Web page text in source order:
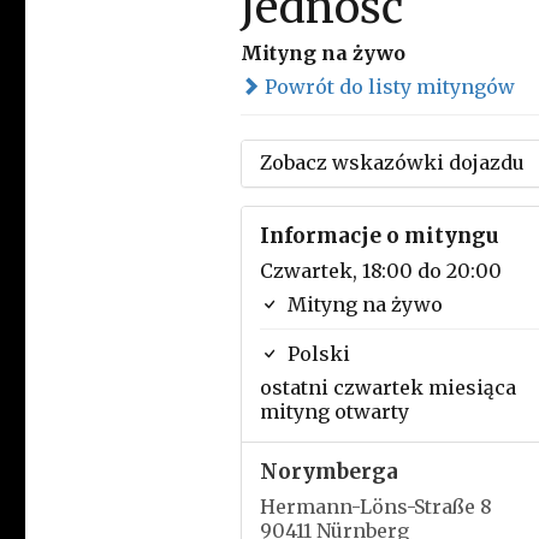
Mityng na żywo
Powrót do listy mityngów
Zobacz wskazówki dojazdu
Informacje o mityngu
Czwartek, 18:00 do 20:00
Mityng na żywo
Polski
ostatni czwartek miesiąca
mityng otwarty
Norymberga
Hermann-Löns-Straße 8
90411 Nürnberg